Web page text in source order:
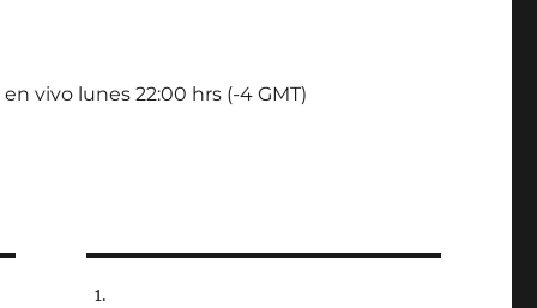
en vivo lunes 22:00 hrs (-4 GMT)